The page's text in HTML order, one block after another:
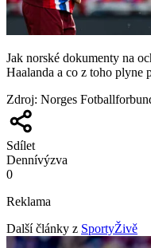
Jak norské dokumenty na
Haalanda a co z toho plyne
Zdroj: Norges
Sdílet
Dennívýzva
0
Reklama
Další články z SportyŽivě